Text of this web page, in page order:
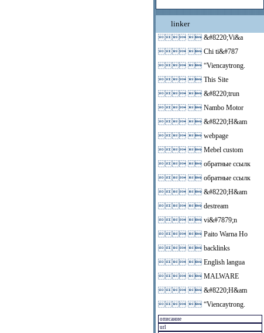
linker
  &#8220;Vi&a
  Chi ti&#787
  “Viencaytrong.
  This Site
  &#8220;trun
  Nambo Motor
  &#8220;H&am
  webpage
  Mebel custom
  обратные ссылк
  обратные ссылк
  &#8220;H&am
  destream
  vi&#7879;n
  Paito Warna Ho
  backlinks
  English langua
  MALWARE
  &#8220;H&am
  “Viencaytrong.